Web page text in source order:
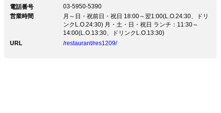
食居酒屋〜 【食材へのこだわり】 素材にこだわり、毎
朝北海道・千葉・島根・岡山から仕入れたお魚を扱って
います。 自慢の魚料理に合う日本酒・銘柄焼酎・ワイ
ンも多数ご用意♪ 【新鮮な海鮮料理】 わだつみといえ
ば、なんといっても新鮮な魚介を使用した海鮮料理！
電話番号
03-5950-5390
営業時間
月～日・祝前日・祝日 18:00～翌1:00(L.O.24:30、ドリ
ンクL.O.24:30) 月・土・日・祝日 ランチ：11:30～
14:00(L.O.13:30、ドリンクL.O.13:30)
URL
/restaurant/res1209/